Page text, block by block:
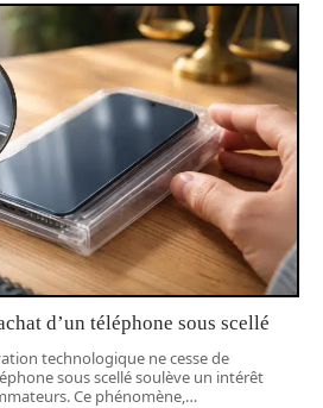
d’un téléphone sous scellé
technologique ne cesse de
sous scellé soulève un intérêt
Ce phénomène,…